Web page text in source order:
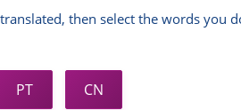
then select the words you
PT CN